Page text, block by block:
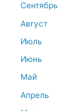
Сентябрь
Август
Июль
Июнь
Май
Апрель